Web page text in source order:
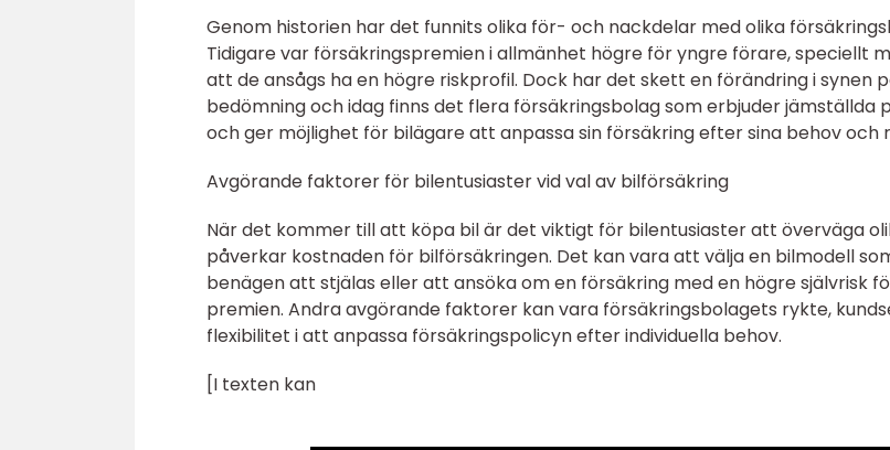
Genom historien har det funnits olika för- och nackdelar med olika
Tidigare var försäkringspremien i allmänhet högre för yngre förare, speciellt
att de ansågs ha en högre riskprofil. Dock har det skett en förändring i synen
bedömning och idag finns det flera försäkringsbolag som erbjuder jämställda
och ger möjlighet för bilägare att anpassa sin försäkring efter sina behov och
Avgörande faktorer för bilentusiaster vid val av bilförsäkring
När det kommer till att köpa bil är det viktigt för bilentusiaster att överväga
påverkar kostnaden för bilförsäkringen. Det kan vara att välja en bilmodell
benägen att stjälas eller att ansöka om en försäkring med en högre självrisk
premien. Andra avgörande faktorer kan vara försäkringsbolagets rykte,
flexibilitet i att anpassa försäkringspolicyn efter individuella behov.
[I texten kan